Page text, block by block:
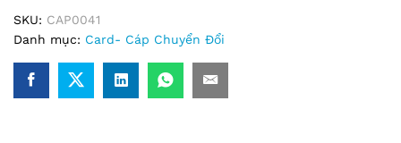
SKU: CAP0041
Danh mục: Card- Cáp Chuyển Đổi